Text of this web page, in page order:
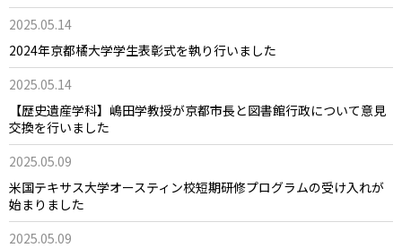
2025.05.14
2024年京都橘大学学生表彰式を執り行いました
2025.05.14
【歴史遺産学科】嶋田学教授が京都市長と図書館行政について意見
交換を行いました
2025.05.09
米国テキサス大学オースティン校短期研修プログラムの受け入れが
始まりました
2025.05.09